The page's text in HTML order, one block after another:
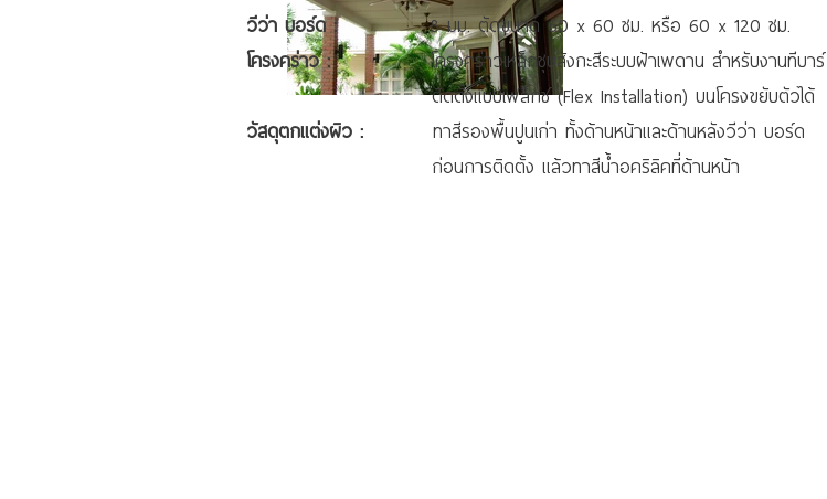
วีว่า บอร์ด :8 มม. ตัดขนาด 60 x 60 ซม. หรือ 60 x 120 ซม.
โครงคร่าว :โครงคร่าวเหล็กชุบสังกะสีระบบฝ้าเพดาน สำหรับงานทีบาร์
ติดตั้งแบบเฟล็กซ์ (Flex Installation) บนโครงขยับตัวได้
วัสดุตกแต่งผิว : ทาสีรองพื้นปูนเก่า ทั้งด้านหน้าและด้านหลังวีว่า บอร์ด
ก่อนการติดตั้ง แล้วทาสีน้ำอคริลิคที่ด้านหน้า